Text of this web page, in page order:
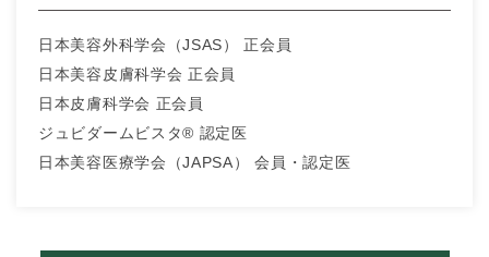
日本美容外科学会（JSAS） 正会員
日本美容皮膚科学会 正会員
日本皮膚科学会 正会員
ジュビダームビスタ® 認定医
日本美容医療学会（JAPSA） 会員・認定医